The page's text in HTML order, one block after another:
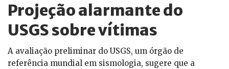
Projeção alarmante do
USGS sobre vítimas
A avaliação preliminar do USGS, um órgão de
referência mundial em sismologia, sugere que a